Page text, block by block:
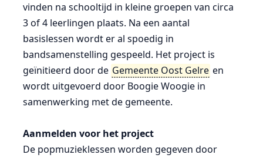
vinden na schooltijd in kleine groepen van circa
3 of 4 leerlingen plaats. Na een aantal
basislessen wordt er al spoedig in
bandsamenstelling gespeeld. Het project is
geïnitieerd door de Gemeente Oost Gelre en
wordt uitgevoerd door Boogie Woogie in
samenwerking met de gemeente.
Aanmelden voor het project
De popmuzieklessen worden gegeven door